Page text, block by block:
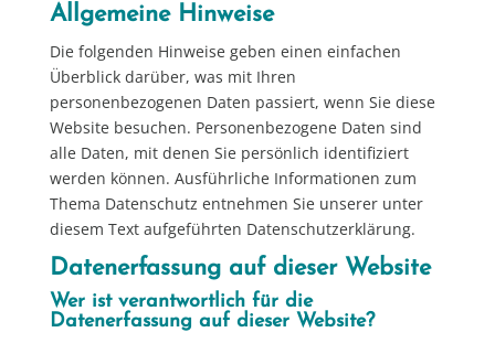
Allgemeine Hinweise
Die folgenden Hinweise geben einen einfachen
Überblick darüber, was mit Ihren
personenbezogenen Daten passiert, wenn Sie diese
Website besuchen. Personenbezogene Daten sind
alle Daten, mit denen Sie persönlich identifiziert
werden können. Ausführliche Informationen zum
Thema Datenschutz entnehmen Sie unserer unter
diesem Text aufgeführten Datenschutzerklärung.
Datenerfassung auf dieser Website
Wer ist verantwortlich für die
Datenerfassung auf dieser Website?